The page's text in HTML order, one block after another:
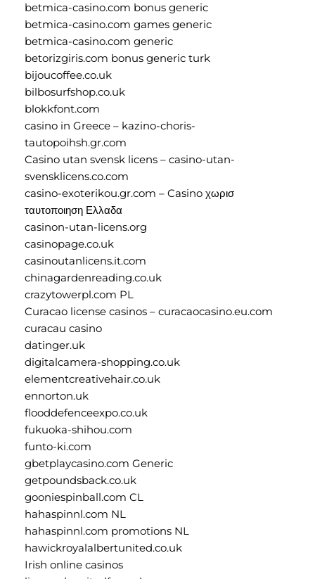
betmica-casino.com bonus generic
betmica-casino.com games generic
betmica-casino.com generic
betorizgiris.com bonus generic turk
bijoucoffee.co.uk
bilbosurfshop.co.uk
blokkfont.com
casino in Greece – kazino-choris-
tautopoihsh.gr.com
Casino utan svensk licens – casino-utan-
svensklicens.co.com
casino-exoterikou.gr.com – Casino χωρισ
ταυτοποιηση Ελλαδα
casinon-utan-licens.org
casinopage.co.uk
casinoutanlicens.it.com
chinagardenreading.co.uk
crazytowerpl.com PL
Curacao license casinos – curacaocasino.eu.com
curacau casino
datinger.uk
digitalcamera-shopping.co.uk
elementcreativehair.co.uk
ennorton.uk
flooddefenceexpo.co.uk
fukuoka-shihou.com
funto-ki.com
gbetplaycasino.com Generic
getpoundsback.co.uk
gooniespinball.com CL
hahaspinnl.com NL
hahaspinnl.com promotions NL
hawickroyalalbertunited.co.uk
Irish online casinos